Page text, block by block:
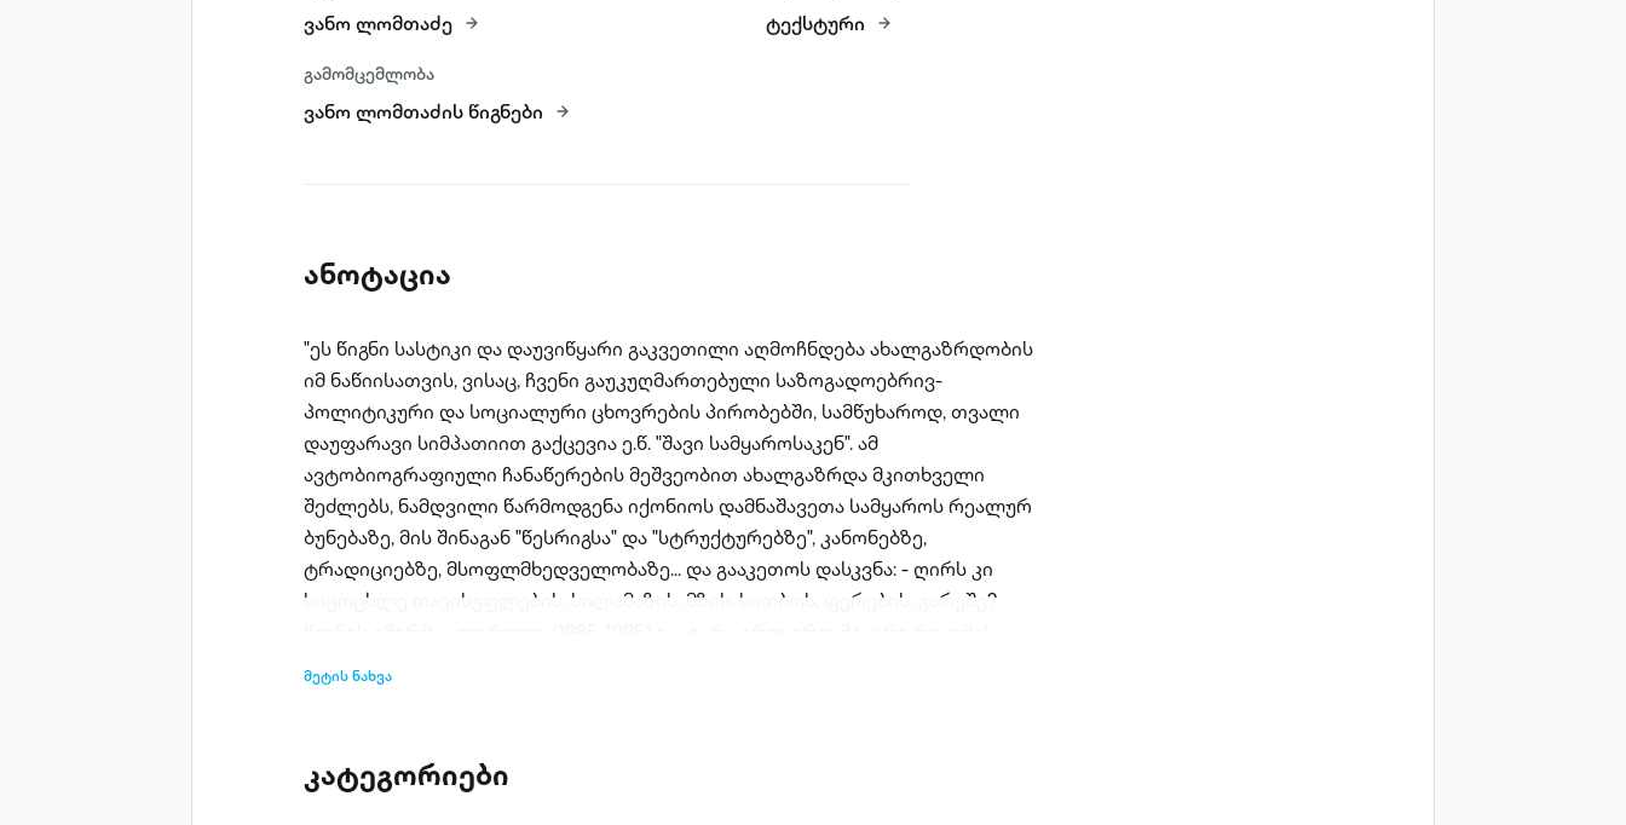
ვანო ლომთაძე
გამომცემლობა
ვანო ლომთაძის წიგნები
ტექსტური
ანოტაცია
"ეს წიგნი სასტიკი და დაუვიწყარი გაკვეთილი აღმოჩნდება ახალგაზრდობის
იმ ნაწიისათვის, ვისაც, ჩვენი გაუკუღმართებული საზოგადოებრივ-
პოლიტიკური და სოციალური ცხოვრების პირობებში, სამწუხაროდ, თვალი
დაუფარავი სიმპათიით გაქცევია ე.წ. "შავი სამყაროსაკენ". ამ
ავტობიოგრაფიული ჩანაწერების მეშვეობით ახალგაზრდა მკითხველი
შეძლებს, ნამდვილი წარმოდგენა იქონიოს დამნაშავეთა სამყაროს რეალურ
ბუნებაზე, მის შინაგან "წესრიგსა" და "სტრუქტურებზე", კანონებზე,
ტრადიციებზე, მსოფლმხედველობაზე... და გააკეთოს დასკვნა: - ღირს კი
სიცოცხლე თავისუფლების, სილამაზის, მზის, სითბოს, ფერების, გარეშე?
ზონაში (ავტორი შეგნებულად არ აკონკრეტებს მის ადგილს, რადგან მიაჩნია,
როგორ მოხვდა იგი ზონაში და როგორ შეეჯახა ზონის მგლურ კანონებს,
როგორ ეძიებდა ადამიანობისა და სიკეთის ნაპერწკლებს იმ გაუხეშებულ,
მეტის ნახვა
კატეგორიები